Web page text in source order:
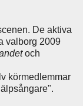
De aktiva
valborg 2009
och
körmedlemmar